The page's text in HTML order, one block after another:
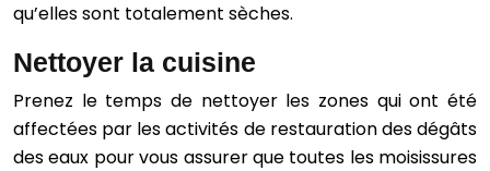
qu’elles sont totalement sèches.
Nettoyer la cuisine
Prenez le temps de nettoyer les zones qui ont été
affectées par les activités de restauration des dégâts
des eaux pour vous assurer que toutes les moisissures